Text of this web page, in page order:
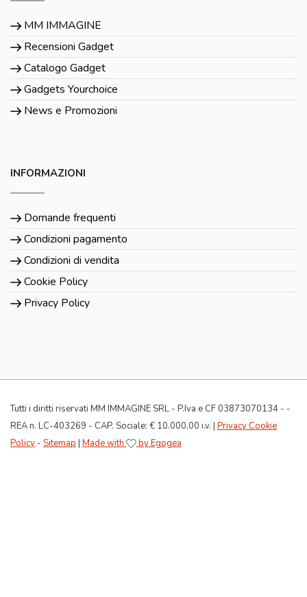
MM IMMAGINE
Recensioni Gadget
Catalogo Gadget
Gadgets Yourchoice
News e Promozioni
INFORMAZIONI
Domande frequenti
Condizioni pagamento
Condizioni di vendita
Cookie Policy
Privacy Policy
Tutti i diritti riservati MM IMMAGINE SRL - P.Iva e CF 03873070134 - -
REA n. LC-403269 - CAP. Sociale: € 10.000,00 i.v. | Privacy Cookie
Policy - Sitemap | Made with by Egogea